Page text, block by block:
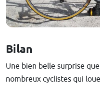
Bilan
Une bien belle surprise
nombreux cyclistes qui